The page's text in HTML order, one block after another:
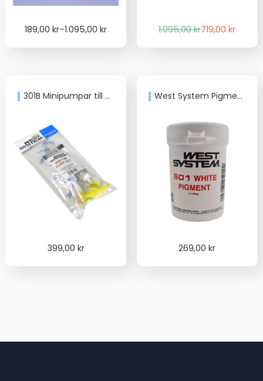
189,00kr–1.095,00kr
Price
1.095,00krDet
719,00kr
Det
301B Minipumpar till B-Pack
399,00 kr
West System Pigment 125 g
269,00kr